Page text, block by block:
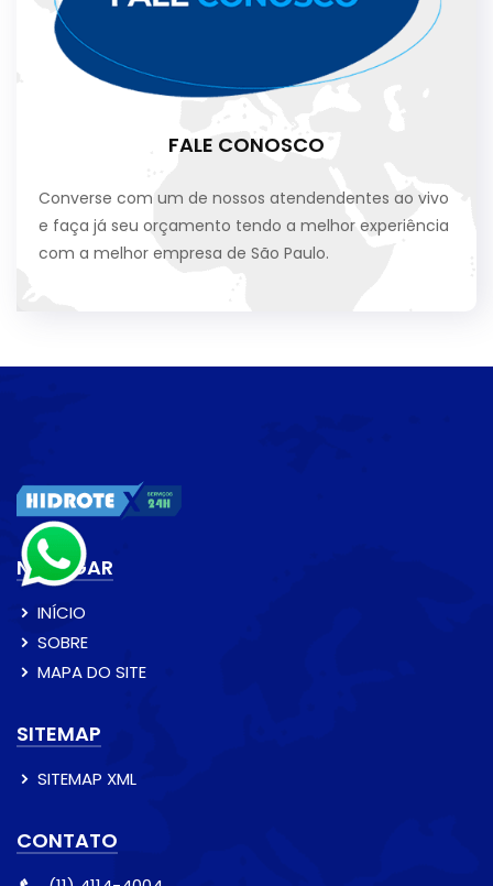
FALE CONOSCO
Converse com um de nossos atendendentes ao vivo
e faça já seu orçamento tendo a melhor experiência
com a melhor empresa de São Paulo.
NAVEGAR
INÍCIO
SOBRE
MAPA DO SITE
SITEMAP
SITEMAP XML
CONTATO